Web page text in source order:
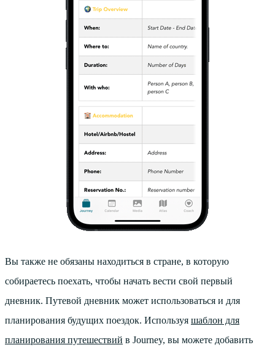
Вы также не обязаны находиться в стране, в которую
собираетесь поехать, чтобы начать вести свой первый
дневник. Путевой дневник может использоваться и для
планирования будущих поездок. Используя шаблон для
планирования путешествий в Journey, вы можете добавить